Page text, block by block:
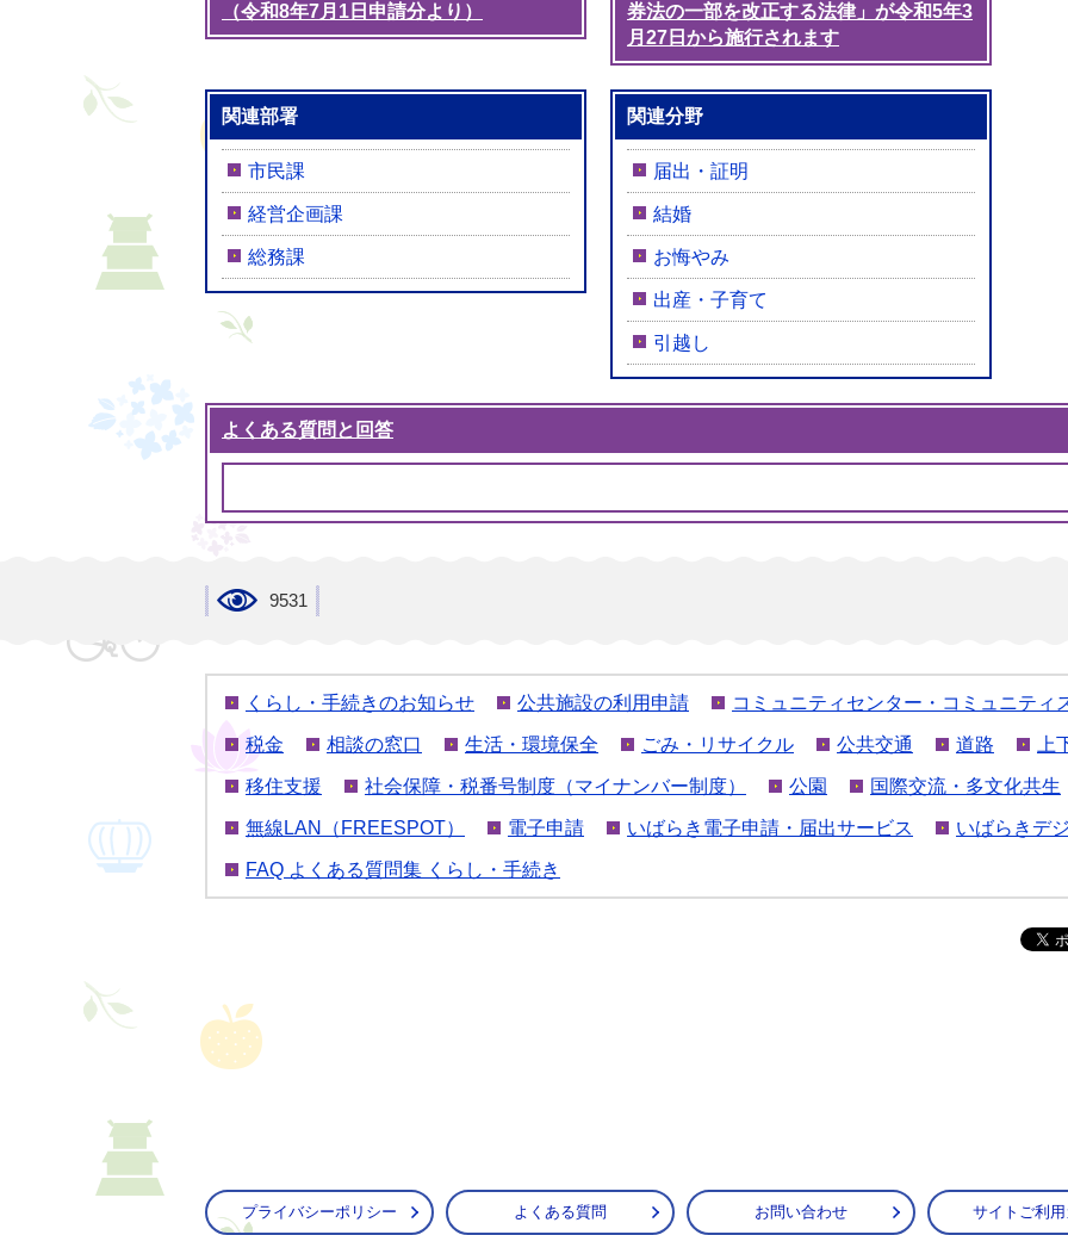
（令和8年7月1日申請分より）
券法の一部を改正する法律」が令和5年3
月27日から施行されます
関連部署
市民課
経営企画課
総務課
関連分野
届出・証明
結婚
お悔やみ
出産・子育て
引越し
よくある質問と回答
9531
くらし・手続きのお知らせ 公共施設の利用申請 コミュニティセンター・コミュニティ
税金 相談の窓口 生活・環境保全 ごみ・リサイクル 公共交通 道路 上
移住支援 社会保障・税番号制度（マイナンバー制度） 公園 国際交流・多文化共生
無線LAN（FREESPOT） 電子申請 いばらき電子申請・届出サービス いばらきデ
FAQ よくある質問集 くらし・手続き
プライバシーポリシー よくある質問 お問い合わせ サイトご利